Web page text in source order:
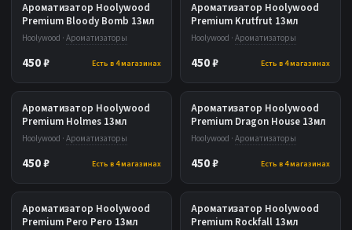
Ароматизатор Hoolywood
Premium Bloody Bomb 13мл
Hoolywood · Ароматизаторы
450 ₽ Есть в 4 магазинах
Ароматизатор Hoolywood
Premium Krutfrut 13мл
Hoolywood · Ароматизаторы
450 ₽ Есть в 4 магазинах
Ароматизатор Hoolywood
Premium Holmes 13мл
Hoolywood · Ароматизаторы
450 ₽ Есть в 4 магазинах
Ароматизатор Hoolywood
Premium Dragon House 13мл
Hoolywood · Ароматизаторы
450 ₽ Есть в 4 магазинах
Ароматизатор Hoolywood
Premium Pero Pero 13мл
Ароматизатор Hoolywood
Premium Rockfall 13мл